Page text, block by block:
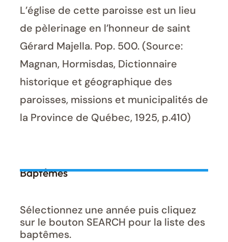
L’église de cette paroisse est un lieu
de pèlerinage en l’honneur de saint
Gérard Majella. Pop. 500. (Source:
Magnan, Hormisdas, Dictionnaire
historique et géographique des
paroisses, missions et municipalités de
la Province de Québec, 1925, p.410)
Baptêmes
Sélectionnez une année puis cliquez
sur le bouton SEARCH pour la liste des
baptêmes.